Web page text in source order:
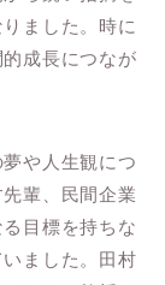
ました。時に
成長につなが
や人生観につ
輩、民間企業
目標を持ちな
ました。田村